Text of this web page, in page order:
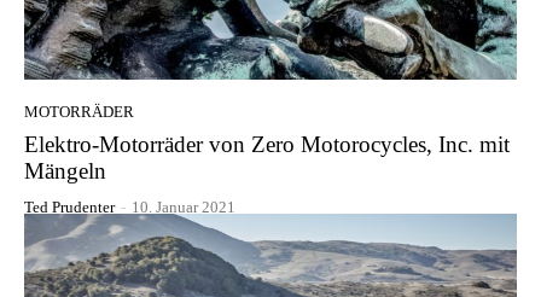
MOTORRÄDER
Elektro-Motorräder von Zero Motorocycles, Inc. mit
Mängeln
Ted Prudenter - 10. Januar 2021